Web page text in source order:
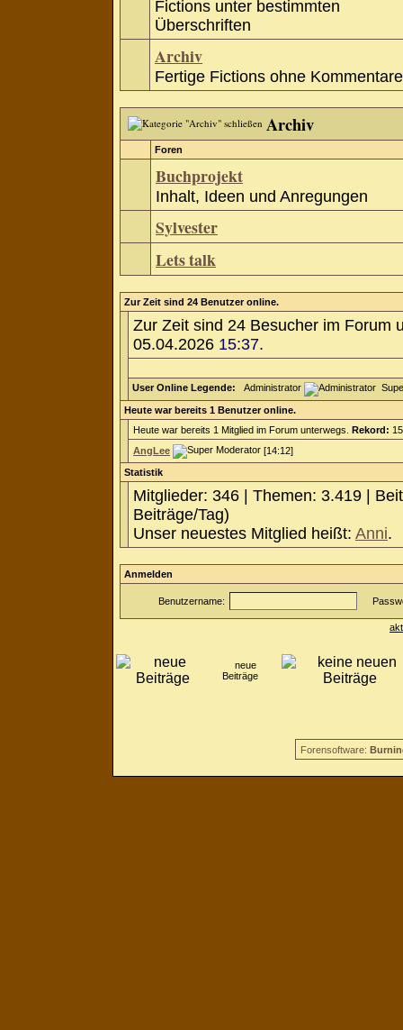
Fictions unter bestimmten
Überschriften
Archiv
Fertige Fictions ohne Kommentare
Archiv
Foren
Buchprojekt
Inhalt, Ideen und Anregungen
Sylvester
Lets talk
Zur Zeit sind 24 Benutzer online.
Zur Zeit sind 24 Besucher im Forum
05.04.2026 15:37.
User Online Legende: Administrator
Heute war bereits 1 Benutzer online.
Heute war bereits 1 Mitglied im Forum unterwegs. Rekord:
AngLee
[14:12]
Statistik
Mitglieder: 346 | Themen: 3.419 |
Beiträge/Tag)
Unser neuestes Mitglied heißt: Anni.
Anmelden
Benutzername:
neue
Beiträge
Forensoftware: